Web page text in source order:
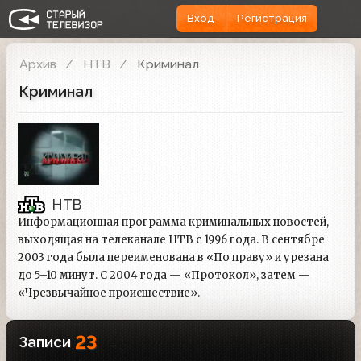
Вход Регистрация
Архив НТВ Криминал
Криминал
НТВ
Информационная программа криминальных новостей,
выходящая на телеканале НТВ с 1996 года. В сентябре
2003 года была переименована в «По праву» и урезана
до 5–10 минут. С 2004 года — «Протокол», затем —
«Чрезвычайное происшествие».
Записи 23